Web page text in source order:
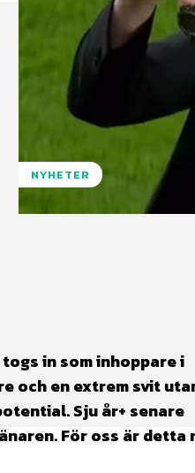
NYHETER
in som inhoppare i
och en extrem svit
Sju år+ senare
För oss är detta